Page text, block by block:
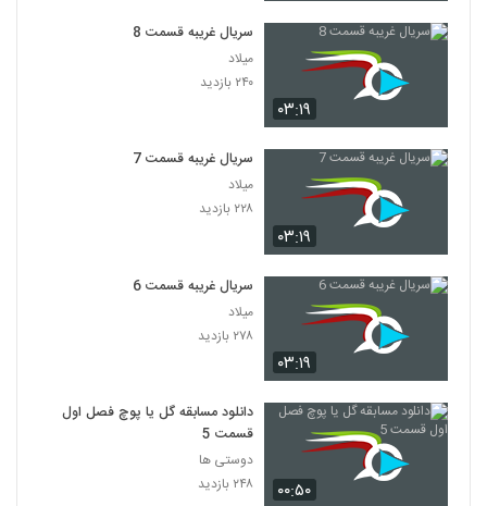
۰۳:۱۹
سریال غریبه قسمت 8
میلاد
۲۴۰ بازدید
۰۳:۱۹
سریال غریبه قسمت 7
میلاد
۲۲۸ بازدید
۰۳:۱۹
سریال غریبه قسمت 6
میلاد
۲۷۸ بازدید
۰۰:۵۰
دانلود مسابقه گل یا پوچ فصل اول
قسمت 5
دوستی ها
۲۴۸ بازدید